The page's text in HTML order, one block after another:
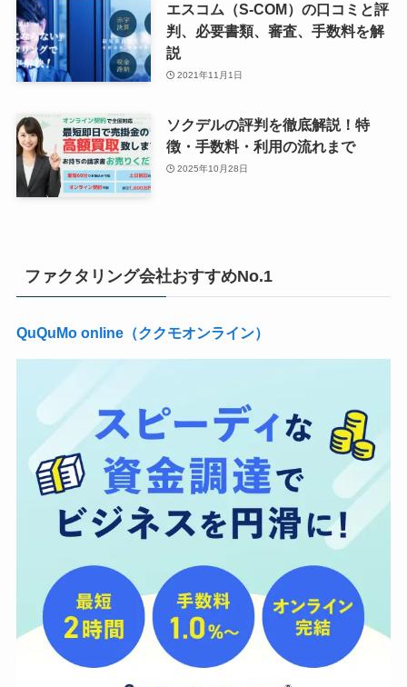
エスコム（S-COM）の口コミと評
判、必要書類、審査、手数料を解
説
2021年11月1日
ソクデルの評判を徹底解説！特
徴・手数料・利用の流れまで
2025年10月28日
ファクタリング会社おすすめNo.1
QuQuMo online（ククモオンライン）